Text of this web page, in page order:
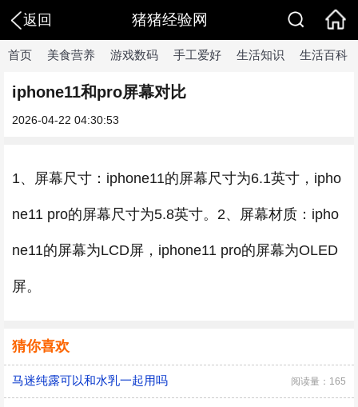
返回 猪猪经验网
首页 美食营养 游戏数码 手工爱好 生活知识 生活百科
iphone11和pro屏幕对比
2026-04-22 04:30:53
1、屏幕尺寸：iphone11的屏幕尺寸为6.1英寸，ipho
ne11 pro的屏幕尺寸为5.8英寸。2、屏幕材质：ipho
ne11的屏幕为LCD屏，iphone11 pro的屏幕为OLED
屏。
猜你喜欢
马迷纯露可以和水乳一起用吗 阅读量：165